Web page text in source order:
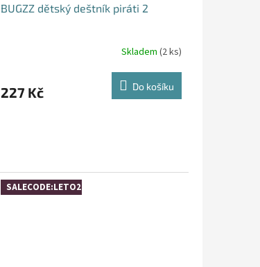
BUGZZ dětský deštník piráti 2
Skladem (2 ks)
227 Kč Do košíku
SALECODE:LETO26:4:%